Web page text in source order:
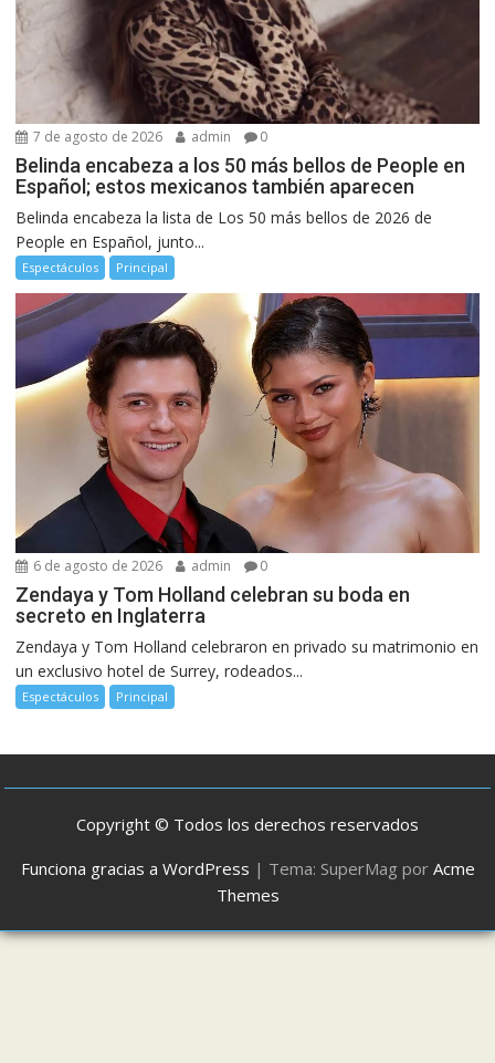
7 de agosto de 2026 admin 0
Belinda encabeza a los 50 más bellos de People en
Español; estos mexicanos también aparecen
Belinda encabeza la lista de Los 50 más bellos de 2026 de
People en Español, junto...
Espectáculos Principal
6 de agosto de 2026 admin 0
Zendaya y Tom Holland celebran su boda en
secreto en Inglaterra
Zendaya y Tom Holland celebraron en privado su matrimonio en
un exclusivo hotel de Surrey, rodeados...
Espectáculos Principal
Copyright © Todos los derechos reservados
Funciona gracias a WordPress | Tema: SuperMag por Acme
Themes